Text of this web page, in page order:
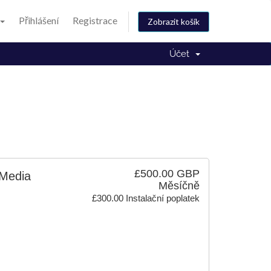
Přihlášení Registrace Zobrazit košík
Účet
£500.00 GBP
Měsíčně
£300.00 Instalační poplatek